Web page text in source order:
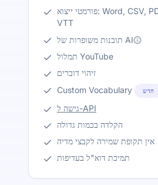
פורמטי ייצוא: Word, CSV, PDF, TXT, SRT,
VTT
תובנות משופרות של AI
תמלול YouTube
זיהוי דוברים
Custom Vocabulary
חדש
גישה ל-API
הקלדה בכמות גדולה
אין תקופת שמירה לקבצי מדיה
תמיכת דוא"ל בעדיפות